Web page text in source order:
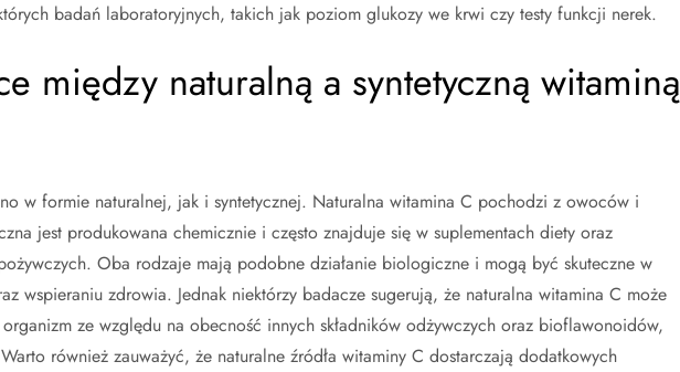
badań laboratoryjnych, takich jak poziom glukozy we krwi czy testy funkcji nerek.
między naturalną a syntetyczną witaminą
w formie naturalnej, jak i syntetycznej. Naturalna witamina C pochodzi z owoców i
jest produkowana chemicznie i często znajduje się w suplementach diety oraz
Oba rodzaje mają podobne działanie biologiczne i mogą być skuteczne w
wspieraniu zdrowia. Jednak niektórzy badacze sugerują, że naturalna witamina C może
ze względu na obecność innych składników odżywczych oraz bioflawonoidów,
również zauważyć, że naturalne źródła witaminy C dostarczają dodatkowych